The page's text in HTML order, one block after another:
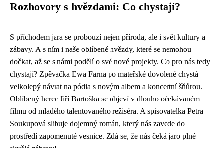
Rozhovory s hvězdami: Co chystají?
S příchodem jara se probouzí nejen příroda, ale i svět kultury a
zábavy. A s ním i naše oblíbené hvězdy, které se nemohou
dočkat, až se s námi podělí o své nové projekty. Co pro nás tedy
chystají? Zpěvačka Ewa Farna po mateřské dovolené chystá
velkolepý návrat na pódia s novým albem a koncertní šňůrou.
Oblíbený herec Jiří Bartoška se objeví v dlouho očekávaném
filmu od mladého talentovaného režiséra. A spisovatelka Petra
Soukupová slibuje dojemný román, který nás zavede do
prostředí zapomenuté vesnice. Zdá se, že nás čeká jaro plné